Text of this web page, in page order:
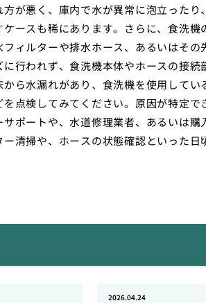
が悪く、庫内で水が異常に泡立ったり
ースも稀にあります。さらに、食洗機
ィルターや排水ホース、あるいはそ
行われず、食洗機本体やホースの接続
ら水漏れがあり、食洗機を使用してい
点検してみてください。原因が特定で
ポートや、水道修理業者、あるいは購
清掃や、ホースの状態確認といった
2026.04.24